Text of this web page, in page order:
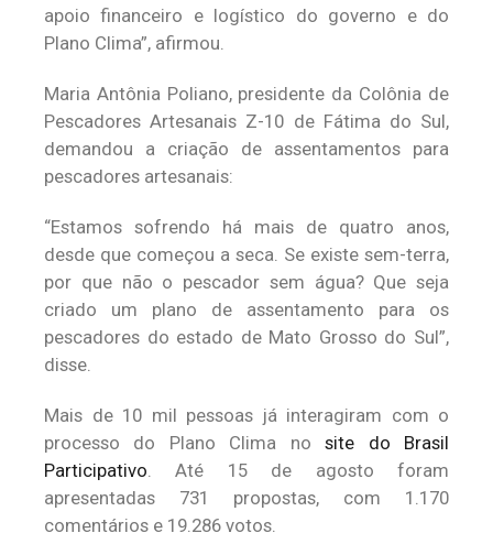
apoio financeiro e logístico do governo e do
Plano Clima”, afirmou.
Maria Antônia Poliano, presidente da Colônia de
Pescadores Artesanais Z-10 de Fátima do Sul,
demandou a criação de assentamentos para
pescadores artesanais:
“Estamos sofrendo há mais de quatro anos,
desde que começou a seca. Se existe sem-terra,
por que não o pescador sem água? Que seja
criado um plano de assentamento para os
pescadores do estado de Mato Grosso do Sul”,
disse.
Mais de 10 mil pessoas já interagiram com o
processo do Plano Clima nosite do Brasil
Participativo. Até 15 de agosto foram
apresentadas 731 propostas, com 1.170
comentários e 19.286 votos.